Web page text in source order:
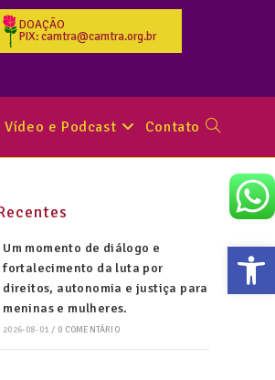
DOAÇÃO
PIX: camtra@camtra.org.br
Vídeo e Podcast Contato
Um momento de diálogo e
fortalecimento da luta por
direitos, autonomia e justiça para
meninas e mulheres.
2026-08-01 / 0 COMENTÁRIO